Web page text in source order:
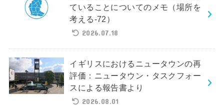
ていることについてのメモ（場所を
考える-72）
2026.07.18
イギリスにおけるニュータウンの再
評価：ニュータウン・タスクフォー
スによる報告書より
2026.08.01